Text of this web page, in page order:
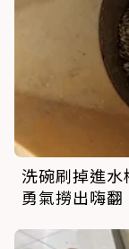
洗碗刷掉進
勇氣撈出嗨翻